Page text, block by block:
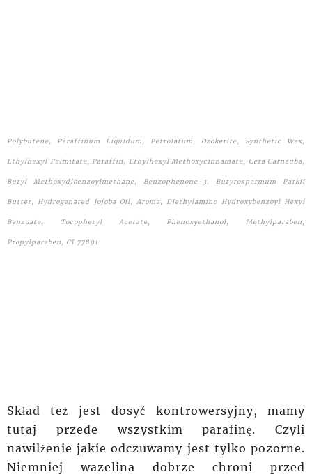
Polybutene, Paraffinum Liquidum, Petrolatum, Ozokerite, Synthetic Wax,
Ethylhexyl Palmitate, Paraffin, Ethylhexyl Methoxycinnamate, Cera Carnauba,
Butyl Methoxydibenzoylmethane, Benzophenone-3, Butyrospermum Parkii
Butter, Hydrogenated Jojoba Oil, Aroma, Diethylamino Hydroxybenzoyl Hexyl
Benzoate, Tocopheryl Acetate, Phenoxyethanol, Methylparaben,
Propylparaben, CI 77891
Skład też jest dosyć kontrowersyjny, mamy
tutaj przede wszystkim parafinę. Czyli
nawilżenie jakie odczuwamy jest tylko pozorne.
Niemniej wazelina dobrze chroni przed